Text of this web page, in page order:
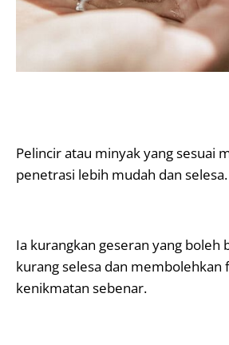
Pelincir atau minyak yang sesuai
penetrasi lebih mudah dan selesa.
Ia kurangkan geseran yang boleh
kurang selesa dan membolehkan
kenikmatan sebenar.